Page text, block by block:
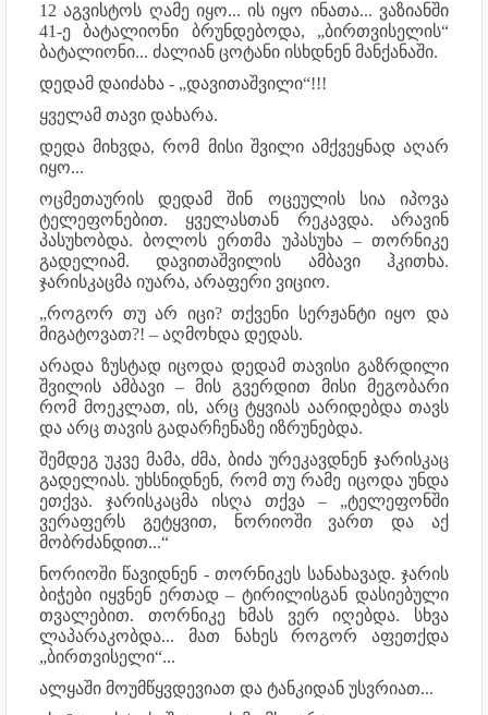
12 აგვისტოს ღამე იყო... ის იყო ინათა... ვაზიანში
41-ე ბატალიონი ბრუნდებოდა, „ბირთვისელის“
ბატალიონი... ძალიან ცოტანი ისხდნენ მანქანაში.
დედამ დაიძახა - „დავითაშვილი“!!!
ყველამ თავი დახარა.
დედა მიხვდა, რომ მისი შვილი ამქვეყნად აღარ
იყო...
ოცმეთაურის დედამ შინ ოცეულის სია იპოვა
ტელეფონებით. ყველასთან რეკავდა. არავინ
პასუხობდა. ბოლოს ერთმა უპასუხა – თორნიკე
გადელიამ. დავითაშვილის ამბავი ჰკითხა.
ჯარისკაცმა იუარა, არაფერი ვიციო.
„როგორ თუ არ იცი? თქვენი სერჟანტი იყო და
მიგატოვათ?! – აღმოხდა დედას.
არადა ზუსტად იცოდა დედამ თავისი გაზრდილი
შვილის ამბავი – მის გვერდით მისი მეგობარი
რომ მოეკლათ, ის, არც ტყვიას აარიდებდა თავს
და არც თავის გადარჩენაზე იზრუნებდა.
შემდეგ უკვე მამა, ძმა, ბიძა ურეკავდნენ ჯარისკაც
გადელიას. უხსნიდნენ, რომ თუ რამე იცოდა უნდა
ეთქვა. ჯარისკაცმა ისღა თქვა – „ტელეფონში
ვერაფერს გეტყვით, ნორიოში ვართ და აქ
მობრძანდით...“
ნორიოში წავიდნენ - თორნიკეს სანახავად. ჯარის
ბიჭები იყვნენ ერთად – ტირილისგან დასიებული
თვალებით. თორნიკე ხმას ვერ იღებდა. სხვა
ლაპარაკობდა... მათ ნახეს როგორ აფეთქდა
„ბირთვისელი“...
ალყაში მოუმწყვდევიათ და ტანკიდან უსვრიათ...